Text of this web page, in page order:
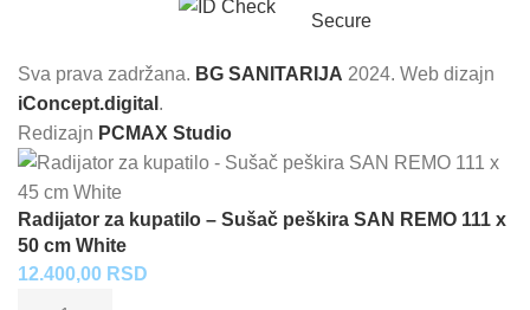
Sva prava zadržana. BG SANITARIJA 2024. Web dizajn
iConcept.digital .
Redizajn PCMAX Studio
Radijator za kupatilo – Sušač peškira SAN REMO 111 x
50 cm White
12.400,00 RSD